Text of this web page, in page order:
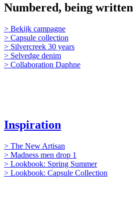
Numbered, being written
> Bekijk campagne
> Capsule collection
> Silvercreek 30 years
> Selvedge denim
> Collaboration Daphne
Inspiration
> The New Artisan
> Madness men drop 1
> Lookbook: Spring Summer
> Lookbook: Capsule Collection